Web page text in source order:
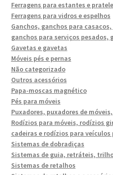
Ferragens para estantes e
Ferragens para vidros e espelhos
Ganchos, ganchos para
ganchos para serviços pesados,
Gavetas e gavetas
Móveis pés e pernas
Não categorizado
Outros acessórios
Papa-moscas magnético
Pés para móveis
Puxadores, puxadores de
Rodízios para móveis, rodízios
cadeiras e rodízios para veículos
Sistemas de dobradiças
Sistemas de guia, retráteis,
Sistemas de retalhos